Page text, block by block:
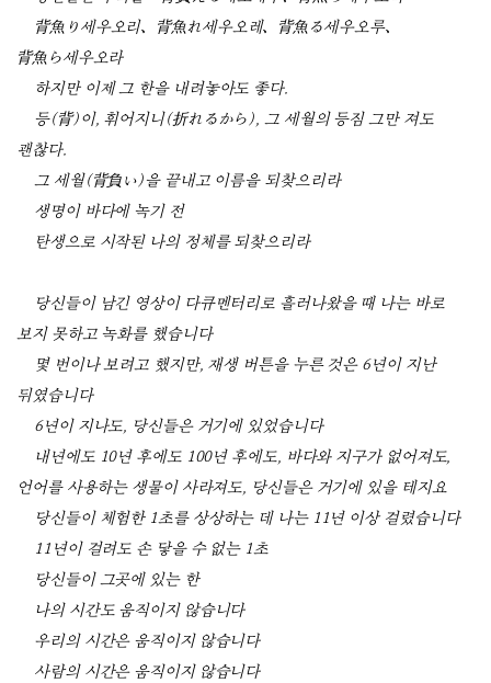
背魚り세우오리、背魚れ세우오레、背魚る세우오루、
背魚ら세우오라
하지만 이제 그 한을 내려놓아도 좋다.
등(背)이, 휘어지니(折れるから), 그 세월의 등짐 그만 져도
괜찮다.
그 세월(背負い)을 끝내고 이름을 되찾으리라
생명이 바다에 녹기 전
탄생으로 시작된 나의 정체를 되찾으리라
당신들이 남긴 영상이 다큐멘터리로 흘러나왔을 때 나는 바로
보지 못하고 녹화를 했습니다
몇 번이나 보려고 했지만, 재생 버튼을 누른 것은 6년이 지난
뒤였습니다
6년이 지나도, 당신들은 거기에 있었습니다
내년에도 10년 후에도 100년 후에도, 바다와 지구가 없어져도,
언어를 사용하는 생물이 사라져도, 당신들은 거기에 있을 테지요
당신들이 체험한 1초를 상상하는 데 나는 11년 이상 걸렸습니다
11년이 걸려도 손 닿을 수 없는 1초
당신들이 그곳에 있는 한
나의 시간도 움직이지 않습니다
우리의 시간은 움직이지 않습니다
사람의 시간은 움직이지 않습니다